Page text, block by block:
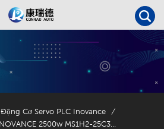
Động Cơ Servo PLC Inovance
/
Động Cơ Servo INOVANCE 2500w MS1H2-25C30CD-T334R Với Bộ Mã Hóa 18 Bit